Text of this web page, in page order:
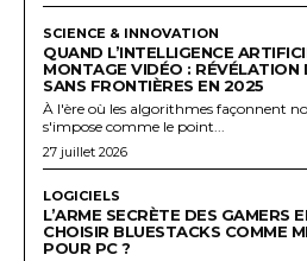
SCIENCE & INNOVATION
QUAND L’INTELLIGENCE
MONTAGE VIDÉO : RÉVÉLATION
SANS FRONTIÈRES EN 2025
À l'ère où les algorithmes façonnent
s'impose comme le point...
27 juillet 2026
LOGICIELS
L’ARME SECRÈTE DES GAMERS
CHOISIR BLUESTACKS COMME
POUR PC ?